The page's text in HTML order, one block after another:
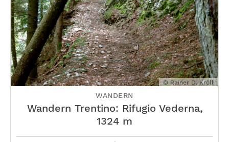
© Rainer D. Kröll
WANDERN
Wandern Trentino: Rifugio Vederna,
1324 m